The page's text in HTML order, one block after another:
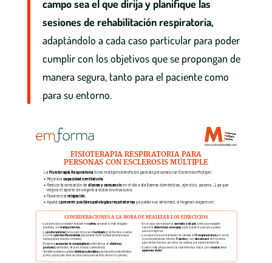
campo sea el que dirija y planifique las
sesiones de rehabilitación respiratoria,
adaptándolo a cada caso particular para poder
cumplir con los objetivos que se propongan de
manera segura, tanto para el paciente como
para su entorno.